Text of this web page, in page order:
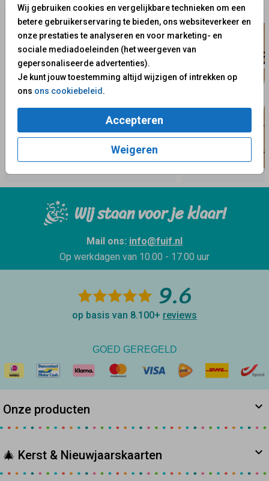
Wij gebruiken cookies en vergelijkbare technieken om een
betere gebruikerservaring te bieden, ons websiteverkeer en
onze prestaties te analyseren en voor marketing- en
sociale mediadoeleinden (het weergeven van
gepersonaliseerde advertenties).
Je kunt jouw toestemming altijd wijzigen of intrekken op
ons ons cookiebeleid.
Accepteren
Weigeren
Wij staan voor je klaar!
Mail ons: info@fuif.nl
Op werkdagen van 10.00 - 17.00 uur
9.6
op basis van 8.100+ reviews
GOED GEREGELD
Onze producten
🎄 Kerst & Nieuwjaarskaarten